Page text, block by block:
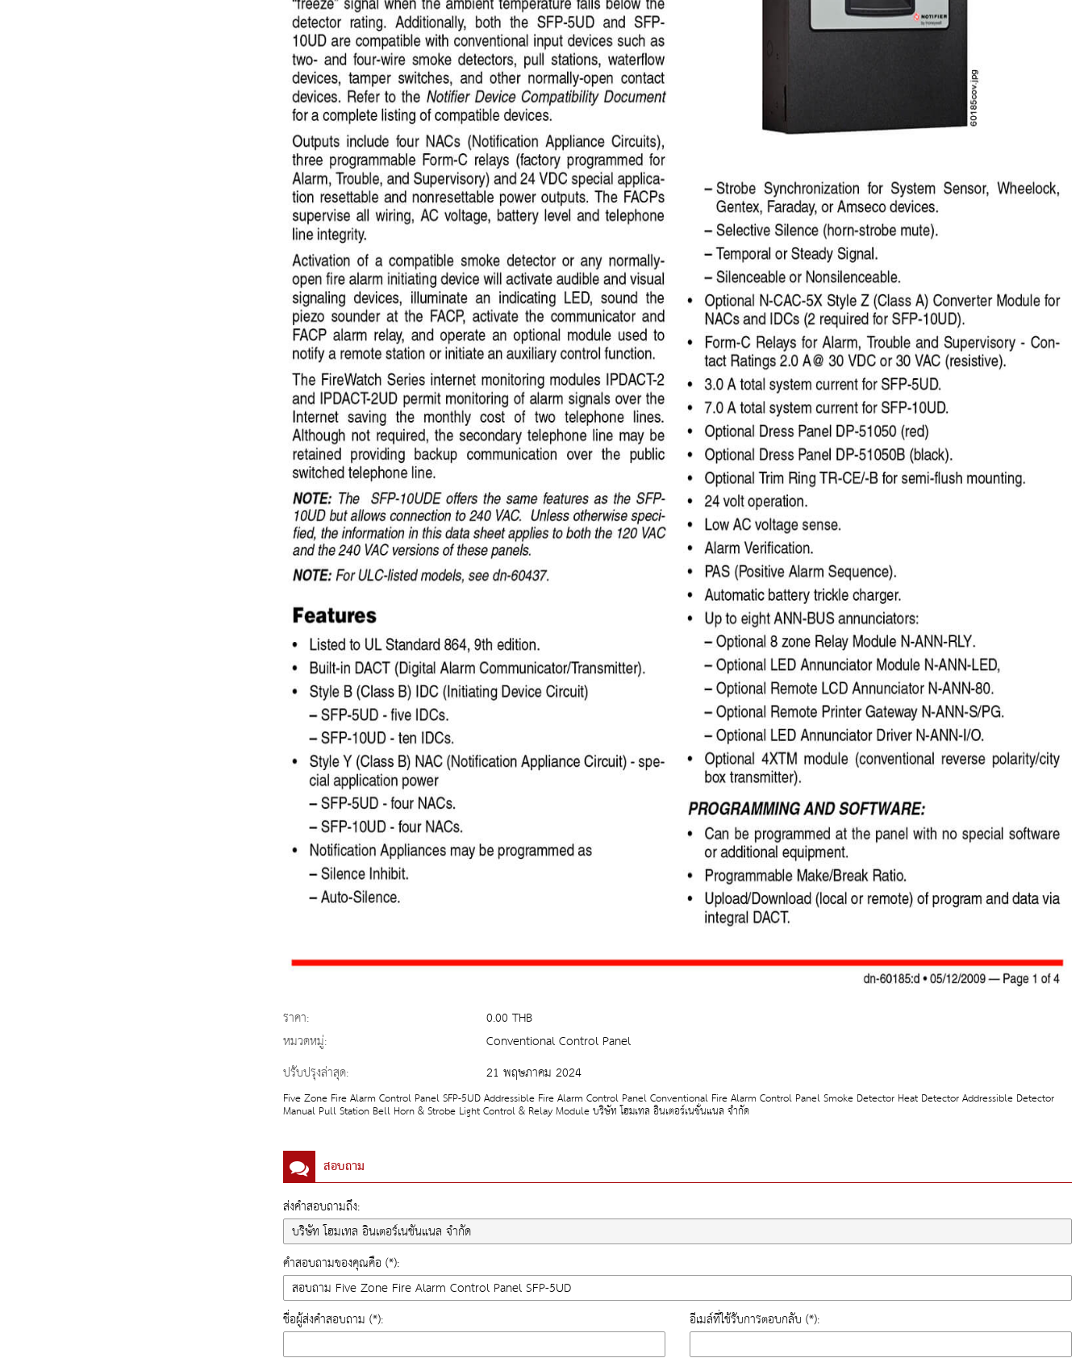
ราคา:
0.00 THB
หมวดหมู่:
Conventional Control Panel
ปรับปรุงล่าสุด:
21 พฤษภาคม 2024
Five Zone Fire Alarm Control Panel SFP-5UD Addressible Fire Alarm Control Panel Conventional Fire Alarm Control Panel Smoke Detector Heat Detector Addressible Detector
Manual Pull Station Bell Horn & Strobe Light Control & Relay Module บริษัท โฮมเทล อินเตอร์เนชั่นแนล จำกัด
สอบถาม
ส่งคำสอบถามถึง:
คำสอบถามของคุณคือ (*):
ชื่อผู้ส่งคำสอบถาม (*): อีเมล์ที่ใช้รับการตอบกลับ (*):